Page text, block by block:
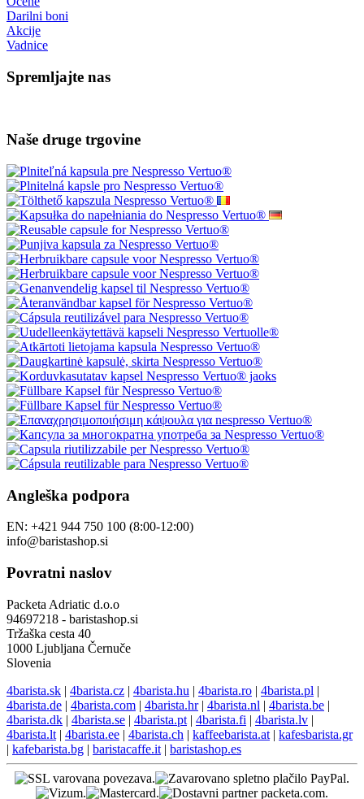
Pogoji
Sodelujte z nami
Trgovina na debelo
Wacaco - samodejni prodajalec
Cafelat - pooblaščeni prodajalec
Kontakt
Dobra pritožba
Varstvo osebnih podatkov
Glasilo - varstvo osebnih podatkov
Mapa strani
Blagovne znamke
Ocene
Darilni boni
Akcije
Vadnice
Spremljajte nas
Naše druge trgovine
Angleška podpora
EN: +421 944 750 100 (8:00-12:00)
info@baristashop.si